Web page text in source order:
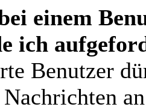
einem
ich
Benutzer